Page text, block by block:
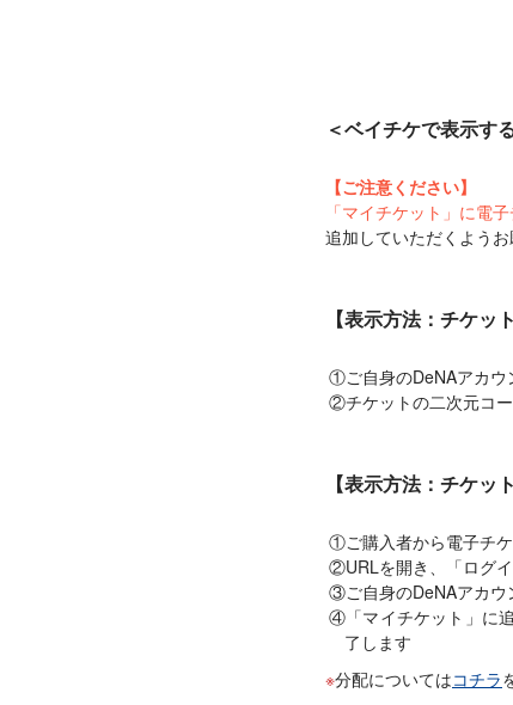
＜ベイチケで表示す
【ご注意ください】
「マイチケット」に電
追加していただくよう
【表示方法：チケッ
ご自身のDeNAアカ
チケットの二次元コ
【表示方法：チケッ
ご購入者から電子チ
URLを開き、「ログ
ご自身のDeNAアカウ
「マイチケット」に
了します
分配についてはコチラ